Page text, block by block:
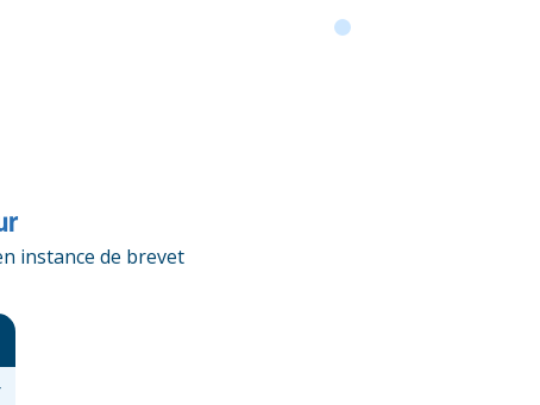
instance de brevet